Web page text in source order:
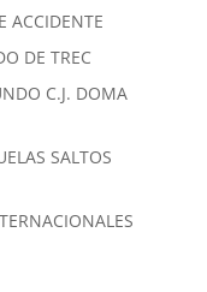
ACCIDENTE
DE TREC
C.J. DOMA
SALTOS